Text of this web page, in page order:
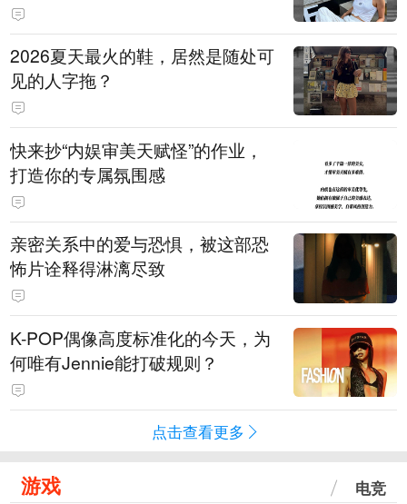
2026夏天最火的鞋，居然是随处可
见的人字拖？
快来抄“内娱审美天赋怪”的作业，
打造你的专属氛围感
亲密关系中的爱与恐惧，被这部恐
怖片诠释得淋漓尽致
K-POP偶像高度标准化的今天，为
何唯有Jennie能打破规则？
点击查看更多
游戏 电竞